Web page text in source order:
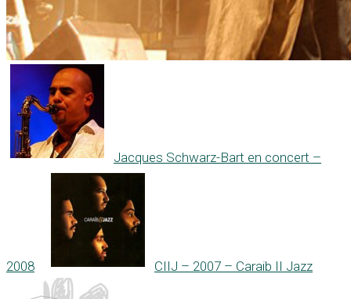
Jacques Schwarz-Bart en concert –
2008 CIIJ – 2007 – Caraib II Jazz